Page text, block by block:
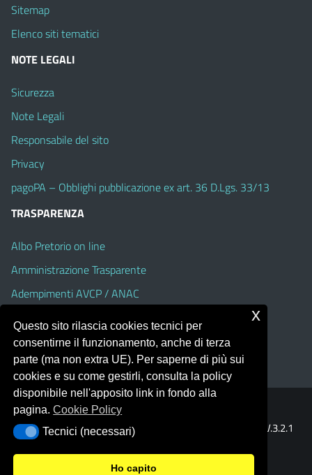
Sitemap
Elenco siti tematici
NOTE LEGALI
Sicurezza
Note Legali
Responsabile del sito
Privacy
pagoPA – Obblighi pubblicazione ex art. 36 D.Lgs. 33/13
TRASPARENZA
Albo Pretorio on line
Amministrazione Trasparente
Adempimenti AVCP / ANAC
Dichiarazione di accessibilità
Portale realizzato con la piattaforma
Template Italia configurato sul tema accessibile
V.3.2.1
(Alioth)
Questo sito rilascia cookies tecnici per
consentirne il funzionamento, anche di terza
parte (ma non extra UE). Per saperne di più sui
cookies e su come gestirli, consulta la policy
disponibile nell'apposito link in fondo alla
pagina.Cookie Policy
Tecnici (necessari)
Tecnici (necessari)
Ho capito
x